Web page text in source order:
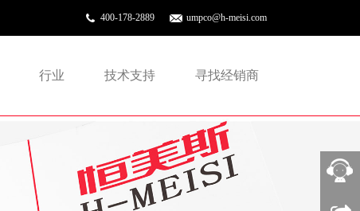
400-178-2889 umpco@h-meisi.com
行业 技术支持 寻找经销商